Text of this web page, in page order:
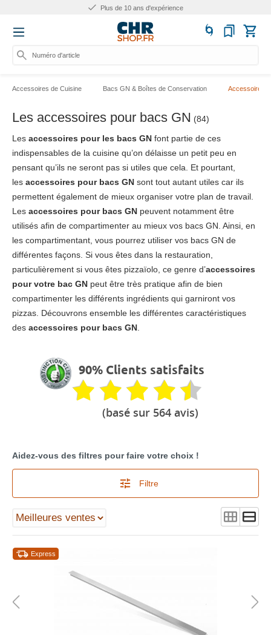
Plus de 10 ans d'expérience
Numéro d'article, catégo
Accessoires de Cuisine Bacs GN & Boîtes de Conservation Accessoires
Les accessoires pour bacs GN (84)
Les accessoires pour les bacs GN font partie de ces
indispensables de la cuisine qu’on délaisse un petit peu en
pensant qu’ils ne seront pas si utiles que cela. Et pourtant,
les accessoires pour bacs GN sont tout autant utiles car ils
permettent également de mieux organiser votre plan de travail.
Les accessoires pour bacs GN peuvent notamment être
utilisés afin de compartimenter au mieux vos bacs GN. Ainsi, en
les compartimentant, vous pourrez utiliser vos bacs GN de
différentes façons. Si vous êtes dans la restauration,
particulièrement si vous êtes pizzaïolo, ce genre d’accessoires
pour votre bac GN peut être très pratique afin de bien
compartimenter les différents ingrédients qui garniront vos
pizzas. Découvrons ensemble les différentes caractéristiques
des accessoires pour bacs GN
90% Clients satisfaits
(basé sur 564 avis)
Aidez-vous des filtres pour faire votre choix !
Filtre
Express